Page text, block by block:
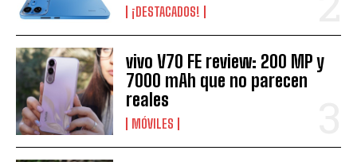
¡DESTACADOS!
vivo V70 FE review: 200 MP y
7000 mAh que no parecen
reales
MÓVILES